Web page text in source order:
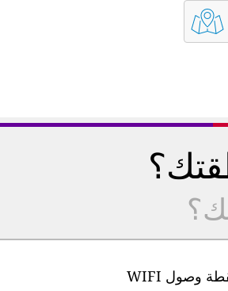
من السهل جدًا إعداد أجهزة مراقبة جودة الهواء GAIA: ما عليك سوى نقطة وصول WIFI